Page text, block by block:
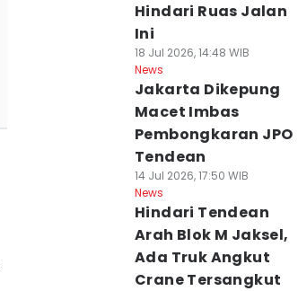
Hindari Ruas Jalan
Ini
18 Jul 2026, 14:48 WIB
News
Jakarta Dikepung
Macet Imbas
Pembongkaran JPO
Tendean
14 Jul 2026, 17:50 WIB
News
Hindari Tendean
Arah Blok M Jaksel,
Ada Truk Angkut
Crane Tersangkut